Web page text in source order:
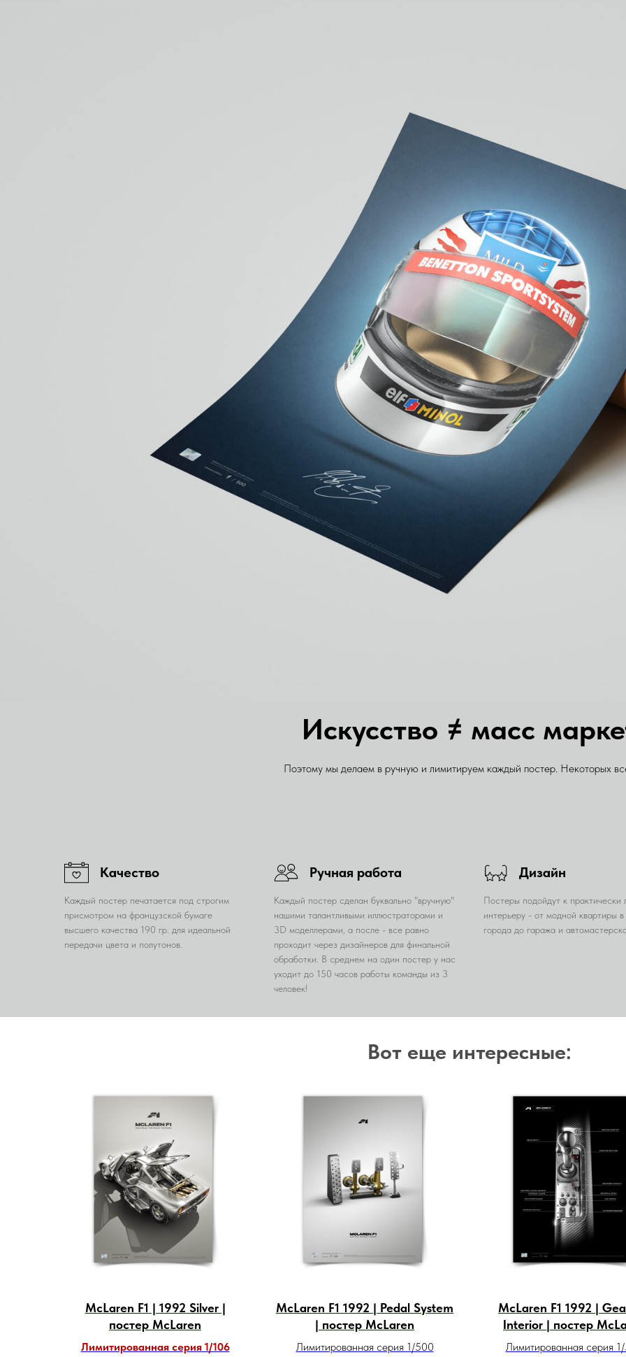
Искусство ≠ масс
Поэтому мы делаем в ручную и лимитируем каждый постер. Некоторых
Качество
Каждый постер печатается под строгим
присмотром на французской бумаге
высшего качества 190 гр. для идеальной
передачи цвета и полутонов.
Ручная работа
Каждый постер сделан буквально "вручную"
нашими талантливыми иллюстраторами и
3D моделлерами, а после - все равно
проходит через дизайнеров для финальной
обработки. В среднем на один постер у нас
уходит до 150 часов работы команды из 3
человек!
Дизайн
Постеры подойдут к практически
интерьеру - от модной квартиры
города до гаража и
Вот еще интересные:
McLaren F1 | 1992 Silver |
постер McLaren
Лимитированная серия 1/106
McLaren F1 1992 | Pedal System
| постер McLaren
Лимитированная серия 1/500
McLaren F1 1992 |
Interior | постер
Лимитированная серия